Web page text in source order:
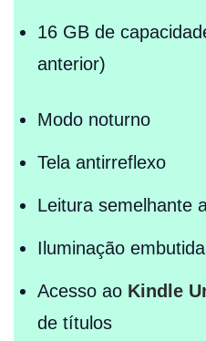
16 GB de
anterior)
Modo noturno
Tela antirreflexo
Leitura semelhante
Iluminação
Acesso ao Kindle
de títulos